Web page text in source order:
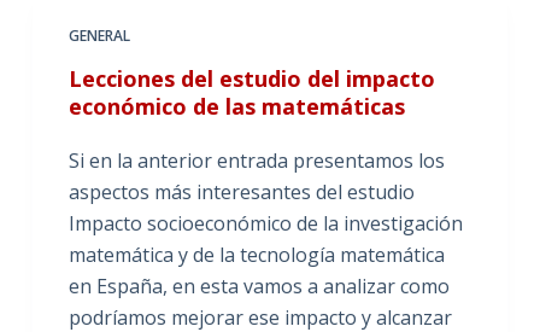
GENERAL
Lecciones del estudio del impacto
económico de las matemáticas
Si en la anterior entrada presentamos los
aspectos más interesantes del estudio
Impacto socioeconómico de la investigación
matemática y de la tecnología matemática
en España, en esta vamos a analizar como
podríamos mejorar ese impacto y alcanzar